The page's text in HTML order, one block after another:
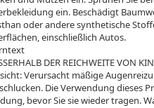
ein. Beschädigt
oder andere synthetische
einschließlich Autos.
DER REICHWEITE VON
Verursacht mäßige
Die Verwendung dieses
bevor Sie sie wieder tragen.